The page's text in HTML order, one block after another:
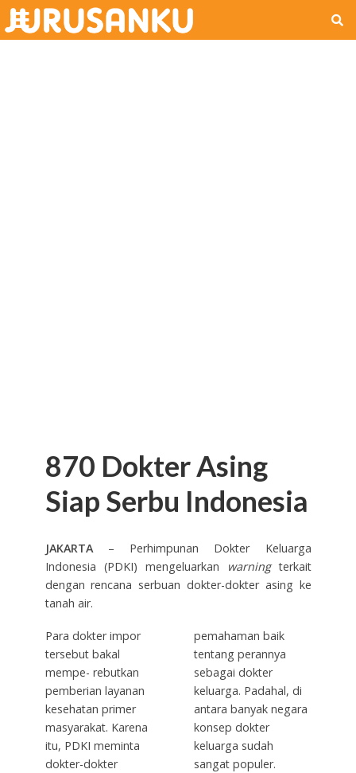
870 Dokter Asing
Siap Serbu Indonesia
JAKARTA – Perhimpunan Dokter Keluarga
Indonesia (PDKI) mengeluarkan
warningterkait
dengan rencana serbuan dokter-dokter asing ke
tanah air.
Para dokter impor
tersebut bakal
mempe- rebutkan
pemberian layanan
kesehatan primer
masyarakat. Karena
itu, PDKI meminta
dokter-dokter
pemahaman baik
tentang perannya
sebagai dokter
keluarga. Padahal, di
antara banyak negara
konsep dokter
keluarga sudah
sangat populer.